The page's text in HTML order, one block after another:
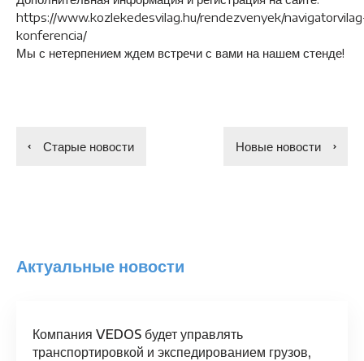
https://www.kozlekedesvilag.hu/rendezvenyek/
konferencia/
Мы с нетерпением ждем встречи с вами на нашем стенде!
Старые новости Новые новости
Актуальные новости
Компания VEDOS будет управлять
транспортировкой и экспедированием грузов,